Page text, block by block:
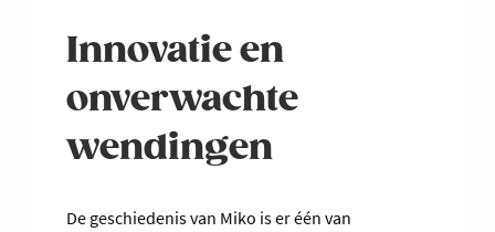
Innovatie en
onverwachte
wendingen
De geschiedenis van Miko is er één van